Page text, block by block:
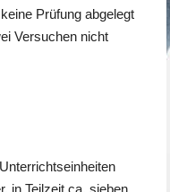
Prüfung abgelegt
Versuchen nicht
in Teilzeit ca. sieben